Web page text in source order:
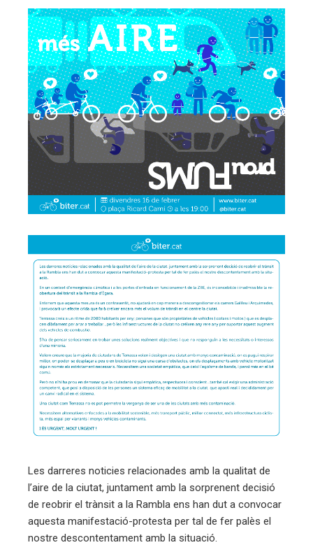
Les darreres noticies relacionades amb la qualitat de
l’aire de la ciutat, juntament amb la sorprenent decisió
de reobrir el trànsit a la Rambla ens han dut a convocar
aquesta manifestació-protesta per tal de fer palès el
nostre descontentament amb la situació.